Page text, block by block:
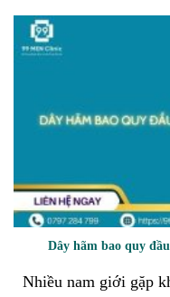
Dây hãm bao quy
Nhiều nam giới gặp